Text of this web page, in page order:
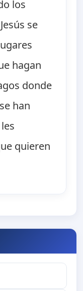
los
se
hagan
donde
han
quieren